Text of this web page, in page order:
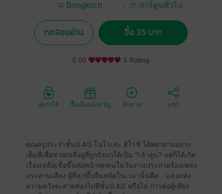
Bongkoch
การ์ตูนทั่วไป
ทดลองอ่าน ซื้อ 35 บาท
5.00 5 Rating
อยากได้ ซื้อเป็นของขวัญ ติดตาม แชร์
คุณครูประจำชั้นป.4/3 โนโรเสะ ฮิโรชิ ได้พยายามอย่าง
เต็มที่เพื่อช่วยเหลือยูที่ถูกรังแกให้เป็น ?เจ้าตูบ? แต่ก็ได้เกิด
เรื่องเหลือเชื่อขึ้นต่อหน้าทุกคนในวันงานประกวดร้องเพลง
ประสานเสียง ผู้ที่ลุกขึ้นยืนหยัดในเวลานั้นคือ... แสงแห่ง
ความหวังจะสาดส่องไปที่ชั้นป.4/2 หรือไม่ การต่อสู้เพียง